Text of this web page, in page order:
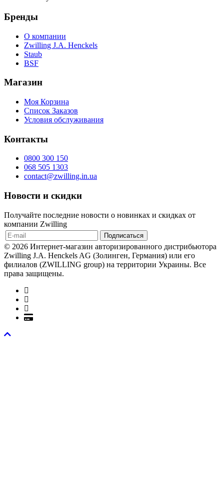
Бренды
О компании
Zwilling J.A. Henckels
Staub
BSF
Магазин
Моя Корзина
Список Заказов
Условия обслуживания
Контакты
0800 300 150
068 505 1303
contact@zwilling.in.ua
Новости и скидки
Получайте последние новости о новинках и скидках от
компании Zwilling
© 2026 Интернет-магазин авторизированного дистрибьютора
Zwilling J.A. Henckels AG (Золинген, Германия) или его
филиалов (ZWILLING group) на территории Украины. Все
права защищены.